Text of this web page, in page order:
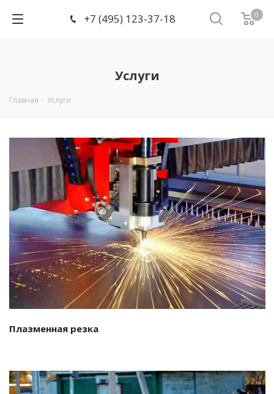
+7 (495) 123-37-18 0
Услуги
Главная - Услуги
Подробнее…
Плазменная резка